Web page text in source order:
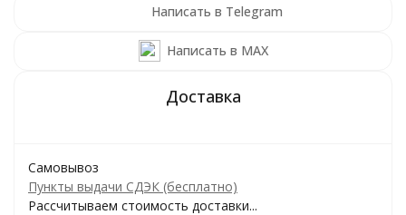
Написать в Telegram
Написать в MAX
Самовывоз
Пункты выдачи СДЭК (бесплатно)
Рассчитываем стоимость доставки...